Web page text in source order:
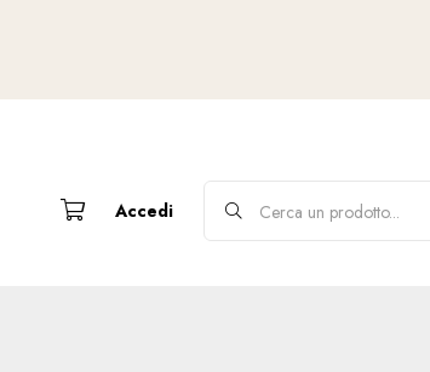
Accedi